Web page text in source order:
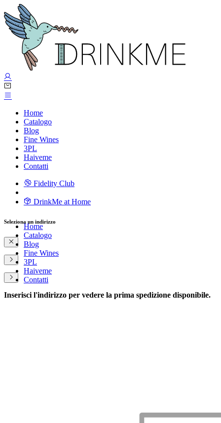
Home
Catalogo
Blog
Fine Wines
3PL
Haiveme
Contatti
Fidelity Club
DrinkMe at Home
Home
Catalogo
Blog
Fine Wines
3PL
Haiveme
Contatti
Seleziona un indirizzo
Inserisci l'indirizzo per vedere la prima spedizione disponibile.